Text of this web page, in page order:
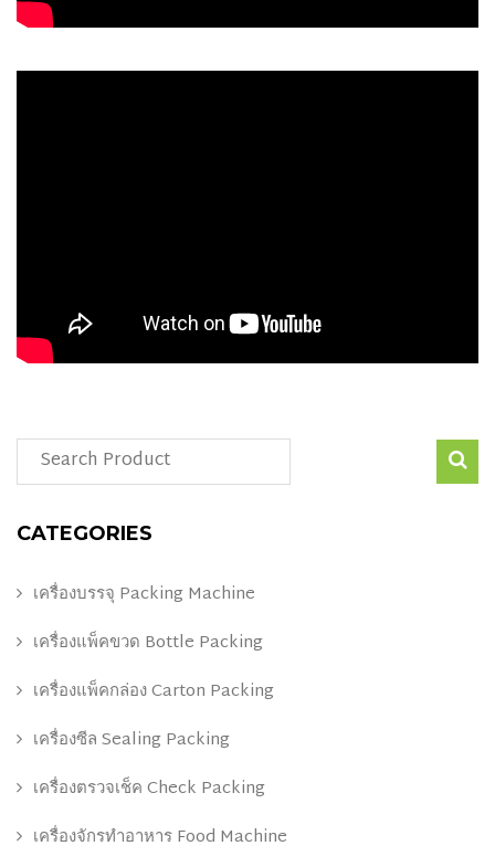
CATEGORIES
เครื่องบรรจุ Packing Machine
เครื่องแพ็คขวด Bottle Packing
เครื่องแพ็คกล่อง Carton Packing
เครื่องซีล Sealing Packing
เครื่องตรวจเช็ค Check Packing
เครื่องจักรทำอาหาร Food Machine